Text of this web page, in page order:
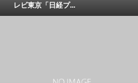
レビ東京「日経プ...